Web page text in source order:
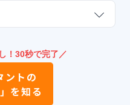
！30秒で完了／
ント の
を知る